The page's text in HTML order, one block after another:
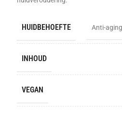
HUIDBEHOEFTE Anti-aging
INHOUD
VEGAN